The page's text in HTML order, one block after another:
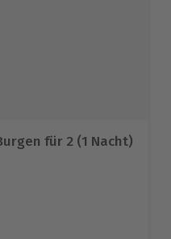
für 2 (1 Nacht)